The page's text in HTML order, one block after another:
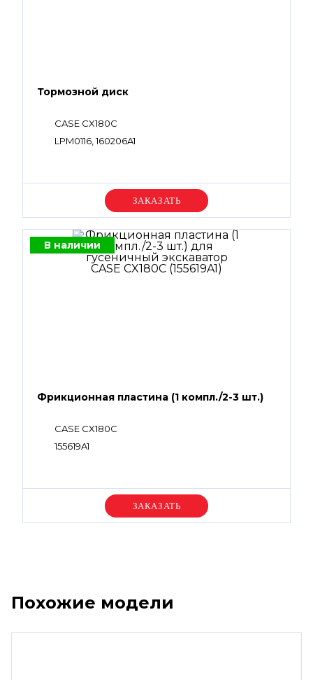
Тормозной диск
CASE CX180C
LPM0116, 160206A1
Уточняйте цену
В наличии
Фрикционная пластина (1 компл./2-3 шт.)
CASE CX180C
155619A1
Уточняйте цену
Похожие модели